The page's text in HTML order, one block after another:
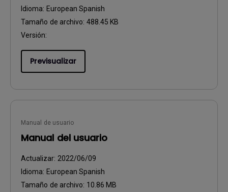
Idioma: European Spanish
Tamaño de archivo: 488.45 KB
Versión:
Previsualizar
Manual de usuario
Manual del usuario
Actualizar: 2022/06/09
Idioma: European Spanish
Tamaño de archivo: 10.86 MB